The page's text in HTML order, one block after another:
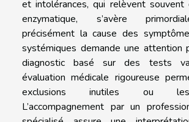
et intolérances, qui relèvent souvent
enzymatique, s’avère
précisément la cause des
systémiques demande une attention
diagnostic basé sur des tests
évaluation médicale rigoureuse
exclusions inutiles ou les
L’accompagnement par un